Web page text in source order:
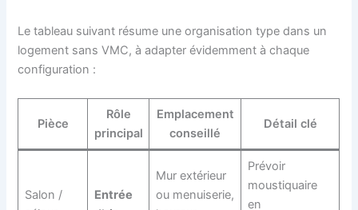
Le tableau suivant résume une organisation type dans un
logement sans VMC, à adapter évidemment à chaque
configuration :
Pièce
Rôle
principal
Emplacement
conseillé
Détail clé
Salon /
Entrée
Mur extérieur
ou menuiserie,
Prévoir
moustiquaire
en